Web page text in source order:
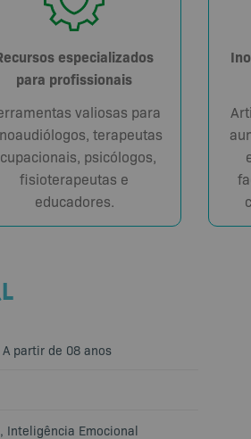
especializados
para profissionais
valiosas para
terapeutas
psicólogos,
fisioterapeutas e
educadores.
A partir de 08 anos
, Inteligência Emocional